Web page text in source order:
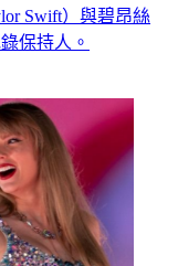
現場湧入將近8萬名
Swift）與碧昂絲